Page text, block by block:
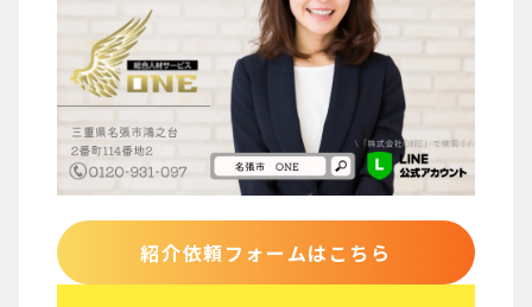
紹介依頼フォームはこちら